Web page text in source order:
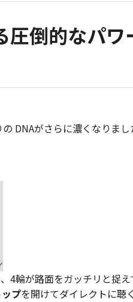
圧倒的なパ
DNAがさらに濃くなりま
4輪が路面をガッチリと捉
プを開けてダイレクトに聴